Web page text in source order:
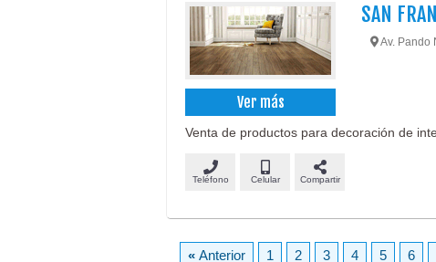
Ver más
SAN
Av. Pando
Venta de productos para decoración de
Teléfono Celular Compartir
« Anterior 1 2 3 4 5 6